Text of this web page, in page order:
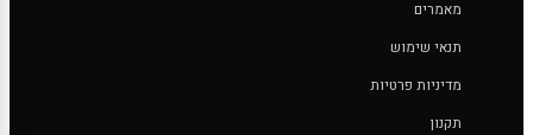
מאמרים
תנאי שימוש
מדיניות פרטיות
תקנון